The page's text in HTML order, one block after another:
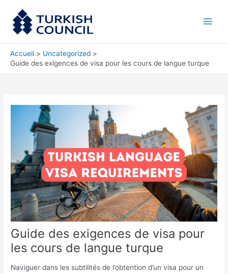
contenu
Accueil
Uncategorized
Guide des exigences de visa pour les cours de langue turque
Guide des exigences de visa pour
les cours de langue turque
Naviguer dans les subtilités de l’obtention d’un visa pour un